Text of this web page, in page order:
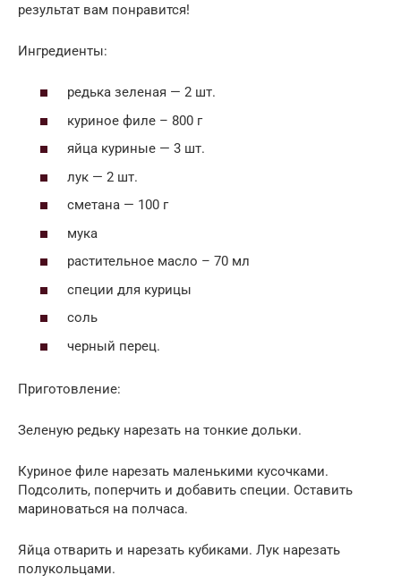
результат вам понравится!
Ингредиенты:
редька зеленая — 2 шт.
куриное филе – 800 г
яйца куриные — 3 шт.
лук — 2 шт.
сметана — 100 г
мука
растительное масло – 70 мл
специи для курицы
соль
черный перец.
Приготовление:
Зеленую редьку нарезать на тонкие дольки.
Куриное филе нарезать маленькими кусочками.
Подсолить, поперчить и добавить специи. Оставить
мариноваться на полчаса.
Яйца отварить и нарезать кубиками. Лук нарезать
полукольцами.